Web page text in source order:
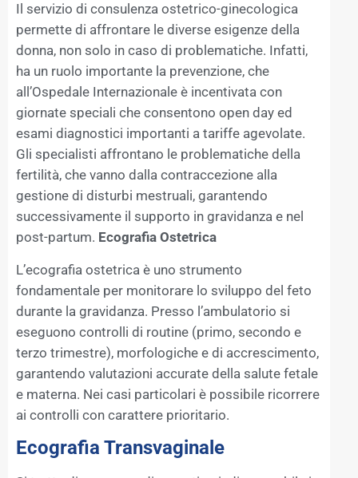
Il servizio di consulenza ostetrico-ginecologica
permette di affrontare le diverse esigenze della
donna, non solo in caso di problematiche. Infatti,
ha un ruolo importante la prevenzione, che
all’Ospedale Internazionale è incentivata con
giornate speciali che consentono open day ed
esami diagnostici importanti a tariffe agevolate.
Gli specialisti affrontano le problematiche della
fertilità, che vanno dalla contraccezione alla
gestione di disturbi mestruali, garantendo
successivamente il supporto in gravidanza e nel
post-partum. Ecografia Ostetrica
L’ecografia ostetrica è uno strumento
fondamentale per monitorare lo sviluppo del feto
durante la gravidanza. Presso l’ambulatorio si
eseguono controlli di routine (primo, secondo e
terzo trimestre), morfologiche e di accrescimento,
garantendo valutazioni accurate della salute fetale
e materna. Nei casi particolari è possibile ricorrere
ai controlli con carattere prioritario.
Ecografia Transvaginale